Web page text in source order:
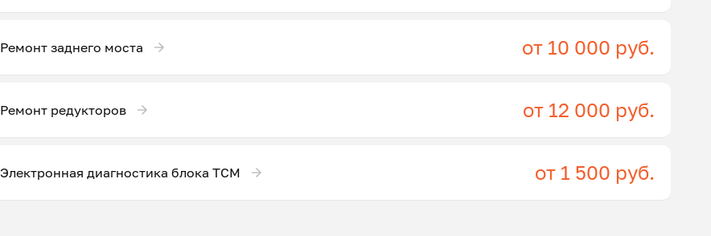
Ремонт заднего моста от 10 000 руб.
Ремонт редукторов от 12 000 руб.
Электронная диагностика блока ТСМ от 1 500 руб.